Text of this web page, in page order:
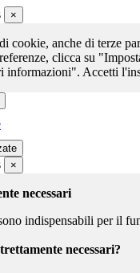
×
cookie, anche di terze
clicca su
informazioni". Accetti
×
necessari
indispensabili per il
necessari?